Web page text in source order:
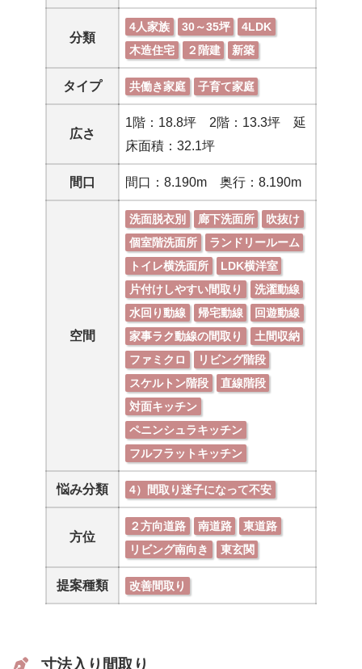
分類
4人家族 30～35坪
4LDK
木造住宅
２階建 新築
タイプ 共働き家庭 子育て家庭
広さ
1階：18.8坪 2階：13.3坪 延
床面積：32.1坪
間口 間口：8.190m 奥行：8.190m
空間
洗面脱衣別 廊下洗面所
吹抜け
個室階洗面所
ランドリールーム
トイレ横洗面所
LDK横洋室
片付けしやすい間取り
洗濯動線
水回り動線
帰宅動線
回遊動線
家事ラク動線の間取り
土間収納
ファミクロ
リビング階段
スケルトン階段
直線階段
対面キッチン
ペニンシュラキッチン
フルフラットキッチン
悩み分類 4）間取り迷子になって不安
方位
２方向道路 南道路
東道路
リビング南向き
東玄関
提案種類 改善間取り
寸法入り間取り